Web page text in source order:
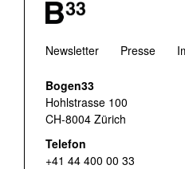
Newsletter Presse
Bogen33
Hohlstrasse 100
CH-8004 Zürich
Telefon
+41 44 400 00 33